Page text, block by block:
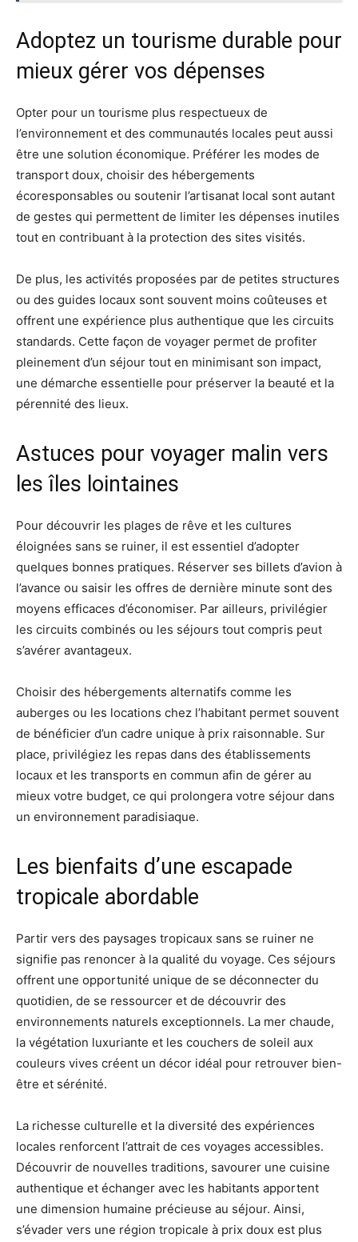
Adoptez un tourisme durable pour
mieux gérer vos dépenses
Opter pour un tourisme plus respectueux de
l’environnement et des communautés locales peut aussi
être une solution économique. Préférer les modes de
transport doux, choisir des hébergements
écoresponsables ou soutenir l’artisanat local sont autant
de gestes qui permettent de limiter les dépenses inutiles
tout en contribuant à la protection des sites visités.
De plus, les activités proposées par de petites structures
ou des guides locaux sont souvent moins coûteuses et
offrent une expérience plus authentique que les circuits
standards. Cette façon de voyager permet de profiter
pleinement d’un séjour tout en minimisant son impact,
une démarche essentielle pour préserver la beauté et la
pérennité des lieux.
Astuces pour voyager malin vers
les îles lointaines
Pour découvrir les plages de rêve et les cultures
éloignées sans se ruiner, il est essentiel d’adopter
quelques bonnes pratiques. Réserver ses billets d’avion à
l’avance ou saisir les offres de dernière minute sont des
moyens efficaces d’économiser. Par ailleurs, privilégier
les circuits combinés ou les séjours tout compris peut
s’avérer avantageux.
Choisir des hébergements alternatifs comme les
auberges ou les locations chez l’habitant permet souvent
de bénéficier d’un cadre unique à prix raisonnable. Sur
place, privilégiez les repas dans des établissements
locaux et les transports en commun afin de gérer au
mieux votre budget, ce qui prolongera votre séjour dans
un environnement paradisiaque.
Les bienfaits d’une escapade
tropicale abordable
Partir vers des paysages tropicaux sans se ruiner ne
signifie pas renoncer à la qualité du voyage. Ces séjours
offrent une opportunité unique de se déconnecter du
quotidien, de se ressourcer et de découvrir des
environnements naturels exceptionnels. La mer chaude,
la végétation luxuriante et les couchers de soleil aux
couleurs vives créent un décor idéal pour retrouver bien-
être et sérénité.
La richesse culturelle et la diversité des expériences
locales renforcent l’attrait de ces voyages accessibles.
Découvrir de nouvelles traditions, savourer une cuisine
authentique et échanger avec les habitants apportent
une dimension humaine précieuse au séjour. Ainsi,
s’évader vers une région tropicale à prix doux est plus